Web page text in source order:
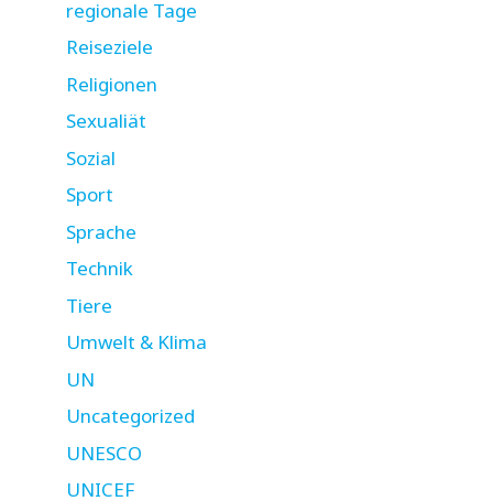
regionale Tage
Reiseziele
Religionen
Sexualiät
Sozial
Sport
Sprache
Technik
Tiere
Umwelt & Klima
UN
Uncategorized
UNESCO
UNICEF